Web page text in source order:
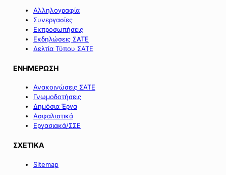
Αλληλογραφία
Συνεργασίες
Εκπροσωπήσεις
Εκδηλώσεις ΣΑΤΕ
Δελτία Τύπου ΣΑΤΕ
ΕΝΗΜΕΡΩΣΗ
Ανακοινώσεις ΣΑΤΕ
Γνωμοδοτήσεις
Δημόσια Έργα
Ασφαλιστικά
Εργασιακά/ΣΣΕ
ΣΧΕΤΙΚΑ
Sitemap